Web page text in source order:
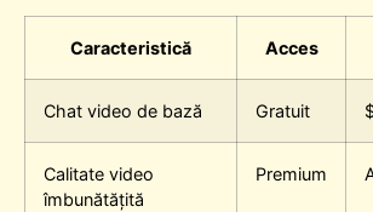
Caracteristică Acces
Chat video de bază Gratuit
Calitate video
îmbunătățită
Premium